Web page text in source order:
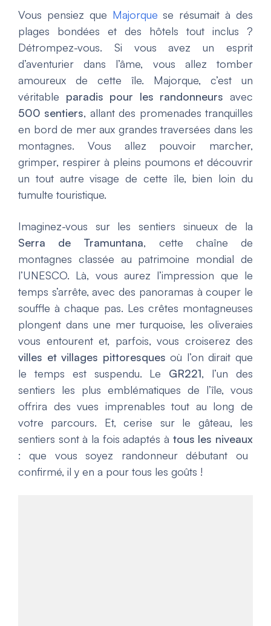
Vous pensiez que Majorque se résumait à des
plages bondées et des hôtels tout inclus ?
Détrompez-vous. Si vous avez un esprit
d’aventurier dans l’âme, vous allez tomber
amoureux de cette île. Majorque, c’est un
véritable paradis pour les randonneurs avec
500 sentiers, allant des promenades tranquilles
en bord de mer aux grandes traversées dans les
montagnes. Vous allez pouvoir marcher,
grimper, respirer à pleins poumons et découvrir
un tout autre visage de cette île, bien loin du
tumulte touristique.
Imaginez-vous sur les sentiers sinueux de la
Serra de Tramuntana, cette chaîne de
montagnes classée au patrimoine mondial de
l’UNESCO. Là, vous aurez l’impression que le
temps s’arrête, avec des panoramas à couper le
souffle à chaque pas. Les crêtes montagneuses
plongent dans une mer turquoise, les oliveraies
vous entourent et, parfois, vous croiserez des
villes et villages pittoresques où l’on dirait que
le temps est suspendu. Le GR221, l’un des
sentiers les plus emblématiques de l’île, vous
offrira des vues imprenables tout au long de
votre parcours. Et, cerise sur le gâteau, les
sentiers sont à la fois adaptés à tous les niveaux
: que vous soyez randonneur débutant ou
confirmé, il y en a pour tous les goûts !